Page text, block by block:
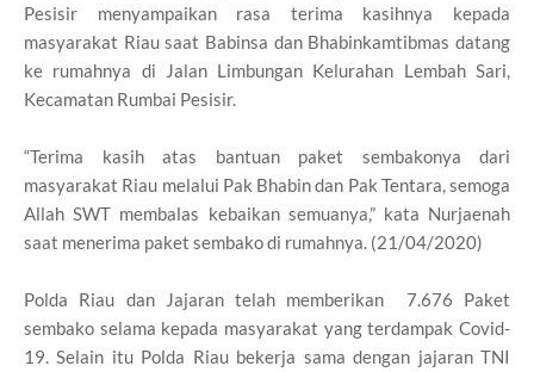
Pesisir menyampaikan rasa terima kasihnya kepada
masyarakat Riau saat Babinsa dan Bhabinkamtibmas datang
ke rumahnya di Jalan Limbungan Kelurahan Lembah Sari,
Kecamatan Rumbai Pesisir.
“Terima kasih atas bantuan paket sembakonya dari
masyarakat Riau melalui Pak Bhabin dan Pak Tentara, semoga
Allah SWT membalas kebaikan semuanya,” kata Nurjaenah
saat menerima paket sembako di rumahnya. (21/04/2020)
Polda Riau dan Jajaran telah memberikan 7.676 Paket
sembako selama kepada masyarakat yang terdampak Covid-
19. Selain itu Polda Riau bekerja sama dengan jajaran TNI